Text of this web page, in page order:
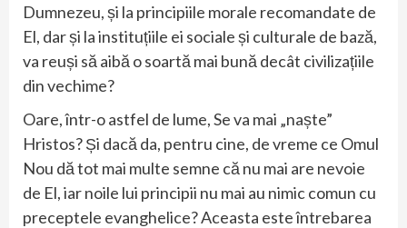
Dumnezeu, și la principiile morale recomandate de
El, dar și la instituțiile ei sociale și culturale de bază,
va reuși să aibă o soartă mai bună decât civilizațiile
din vechime?
Oare, într-o astfel de lume, Se va mai „naște”
Hristos? Și dacă da, pentru cine, de vreme ce Omul
Nou dă tot mai multe semne că nu mai are nevoie
de El, iar noile lui principii nu mai au nimic comun cu
preceptele evanghelice? Aceasta este întrebarea